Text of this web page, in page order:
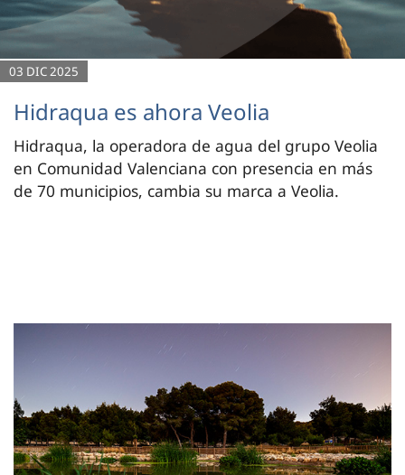
03 DIC 2025
Hidraqua es ahora Veolia
Hidraqua, la operadora de agua del grupo Veolia
en Comunidad Valenciana con presencia en más
de 70 municipios, cambia su marca a Veolia.